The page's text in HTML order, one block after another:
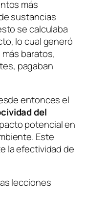
más
sustancias
se calculaba
lo cual generó
baratos,
pagaban
entonces el
del
potencial en
Este
la efectividad de
lecciones